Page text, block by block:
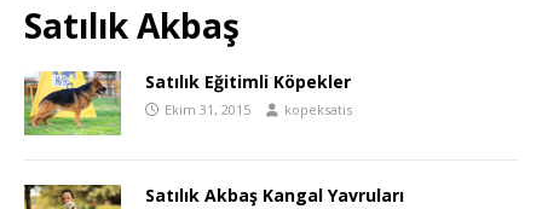
Satılık Akbaş
Satılık Eğitimli Köpekler
Ekim 31, 2015 kopeksatis
Satılık Akbaş Kangal Yavruları